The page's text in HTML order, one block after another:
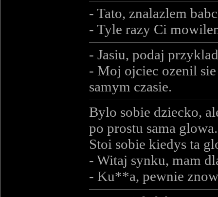
- Tato, znalazlem
- Tyle razy Ci
- Jasiu, podaj
- Moj ojciec ozenil
samym czasie.
Bylo sobie dziecko,
po prostu sama glowa.
Stoi sobie kiedys ta
- Witaj synku, mam
- Ku**a, pewnie